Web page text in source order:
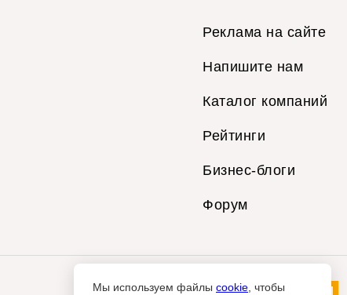
Реклама на сайте
Напишите нам
Каталог компаний
Рейтинги
Бизнес-блоги
Форум
Мы используем файлы cookie , чтобы